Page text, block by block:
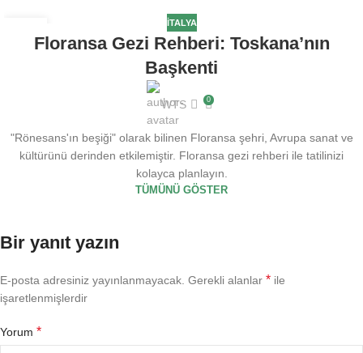
29 İTALYA
Floransa Gezi Rehberi: Toskana’nın
Başkenti
WTS 0
"Rönesans'ın beşiği" olarak bilinen Floransa şehri, Avrupa sanat ve
kültürünü derinden etkilemiştir. Floransa gezi rehberi ile tatilinizi
kolayca planlayın.
TÜMÜNÜ GÖSTER
Bir yanıt yazın
E-posta adresiniz yayınlanmayacak. Gerekli alanlar * ile
işaretlenmişlerdir
Yorum *